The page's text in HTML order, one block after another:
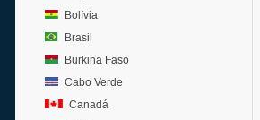
Bolívia
Brasil
Burkina Faso
Cabo Verde
Canadá